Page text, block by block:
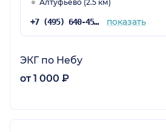
Алтуфьево (2.5 км)
+7 (495) 640-45-93 показать
ЭКГ по Небу
от 1 000 ₽